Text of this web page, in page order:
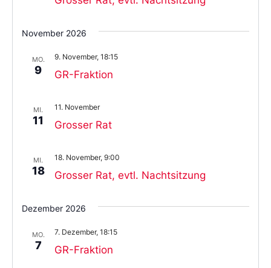
November 2026
MO.
9 GR-Fraktion
9. November, 18:15
MI.
11 Grosser Rat
11. November
MI.
18 Grosser Rat, evtl. Nachtsitzung
18. November, 9:00
Dezember 2026
MO.
7 GR-Fraktion
7. Dezember, 18:15